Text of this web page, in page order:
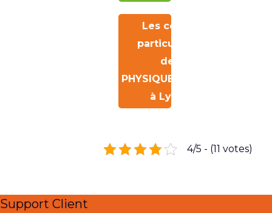
Les cours
particuliers
de
PHYSIQUE/CHIMIE
à Lyon
4/5 - (11 votes)
Support Client